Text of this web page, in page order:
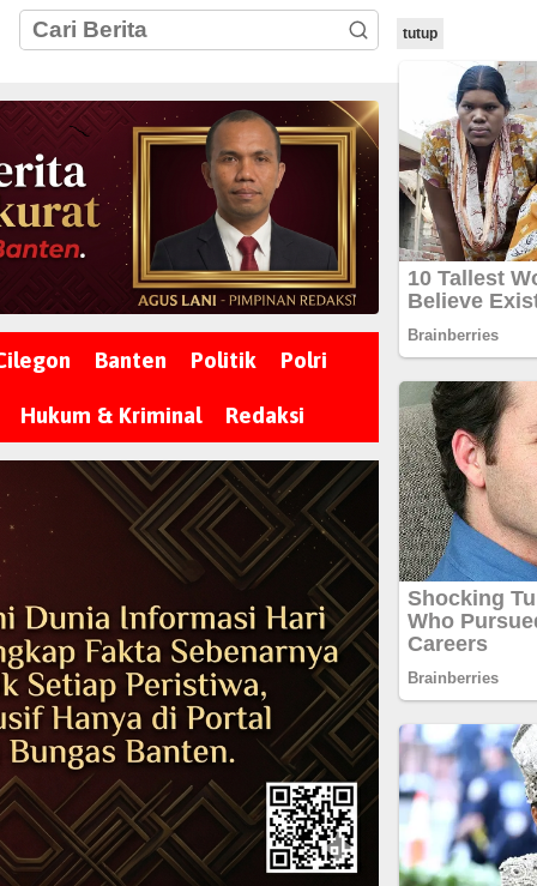
Banten Politik Polri
Hukum & Kriminal Redaksi
tutup